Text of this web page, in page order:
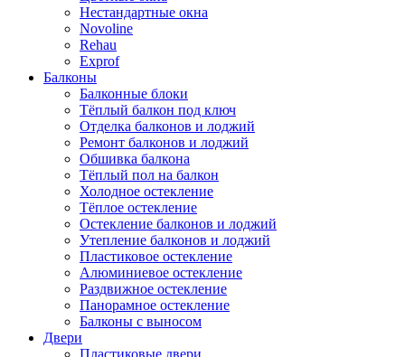
Нестандартные окна
Novoline
Rehau
Exprof
Балконы
Балконные блоки
Тёплый балкон под ключ
Отделка балконов и лоджий
Ремонт балконов и лоджий
Обшивка балкона
Тёплый пол на балкон
Холодное остекление
Тёплое остекление
Остекление балконов и лоджий
Утепление балконов и лоджий
Пластиковое остекление
Алюминиевое остекление
Раздвижное остекление
Панорамное остекление
Балконы с выносом
Двери
Пластиковые двери